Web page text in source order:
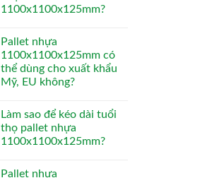
1100x1100x125mm?
Pallet nhựa
1100x1100x125mm có
thể dùng cho xuất khẩu
Mỹ, EU không?
Làm sao để kéo dài tuổi
thọ pallet nhựa
1100x1100x125mm?
Pallet nhựa